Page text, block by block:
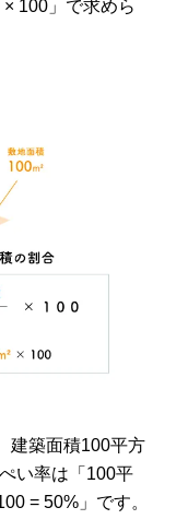
× 100 」で求めら
建築面積100平方
い率は「100平
= 50%」です。